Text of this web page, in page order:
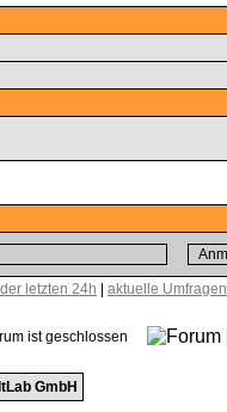
letzten 24h aktuelle Umfragen
ist geschlossen
GmbH